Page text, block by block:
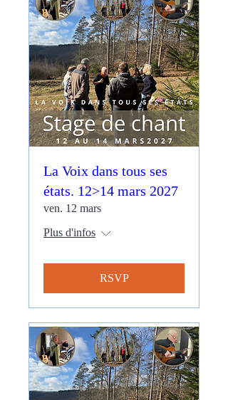
La Voix dans tous ses
états. 12>14 mars 2027
ven. 12 mars
Plus d'infos
RSVP